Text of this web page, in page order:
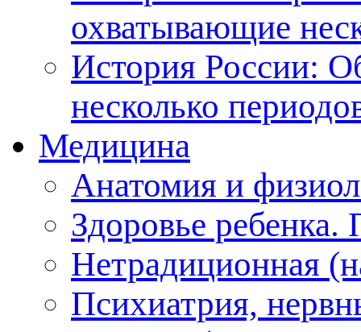
охватывающие
История России:
несколько
Медицина
Анатомия и
Здоровье ребенка.
Нетрадиционная
Психиатрия,